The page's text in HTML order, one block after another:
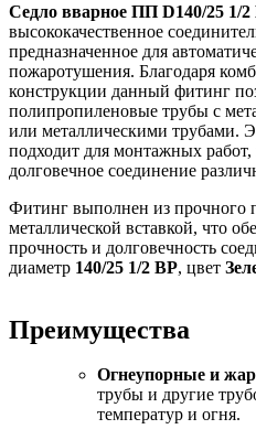
Седло вварное ПП D140/25 1/
высококачественное
предназначенное для
пожаротушения. Благодаря
конструкции данный фитинг
полипропиленовые трубы с
или металлическими трубами.
подходит для монтажных работ,
долговечное соединение
Фитинг выполнен из прочного
металлической вставкой, что
прочность и долговечность
диаметр 140/25 1/2 ВР, цвет
Преимущества
Огнеупорные и
трубы и другие
температур и огня.